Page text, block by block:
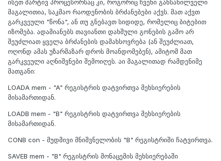
ისეთ მარტივ პროცესორსაც კი, როგორიც ჩვენი განსახილველი
მაგალითია, საკმაო რაოდენობის ბრძანებები აქვს. მათ აქვთ
გარკვეული "წონა", ან თუ გნებავთ სიდიდე, რომელიც ბიტებით
იზომება. ადამიანებს თავიანთი დახშული გონების გამო არ
შეუძლიათ ყველა ბრძანების დამახსოვრება (ან შეუძლიათ,
ოღონდ ამას უზარმაზარ დროს მოანდომებენ), ამიტომ მათ
გარკვეული აღნიშვნები შემოიღეს. აი მაგალითად რამდენიმე
მათგანი:
LOADA mem - "A" რეგისტრის დატვირთვა მეხსიერების
მისამართიდან.
LOADB mem - "B" რეგისტრის დატვირთვა მეხსიერების
მისამართიდან.
CONB con - მუდმივი მნიშვნელობის "B" რეგისტრიში ჩატვირთვა.
SAVEB mem - "B" რეგისტრის მონაცემის მეხსიერებაში